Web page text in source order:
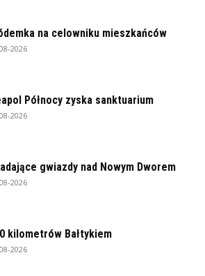
na celowniku mieszkańców
2026
Północy zyska sanktuarium
2026
gwiazdy nad Nowym Dworem
2026
kilometrów Bałtykiem
2026